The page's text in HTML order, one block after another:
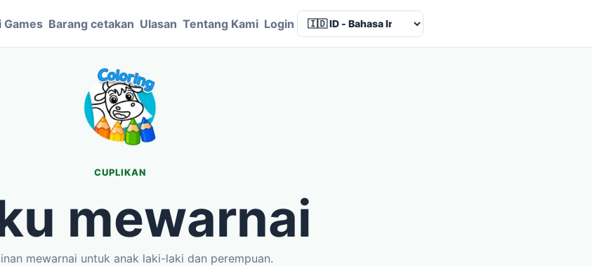
Games Barang cetakan Ulasan Tentang Kami Login Language
CUPLIKAN
mewarnai
mewarnai untuk anak laki-laki dan perempuan.